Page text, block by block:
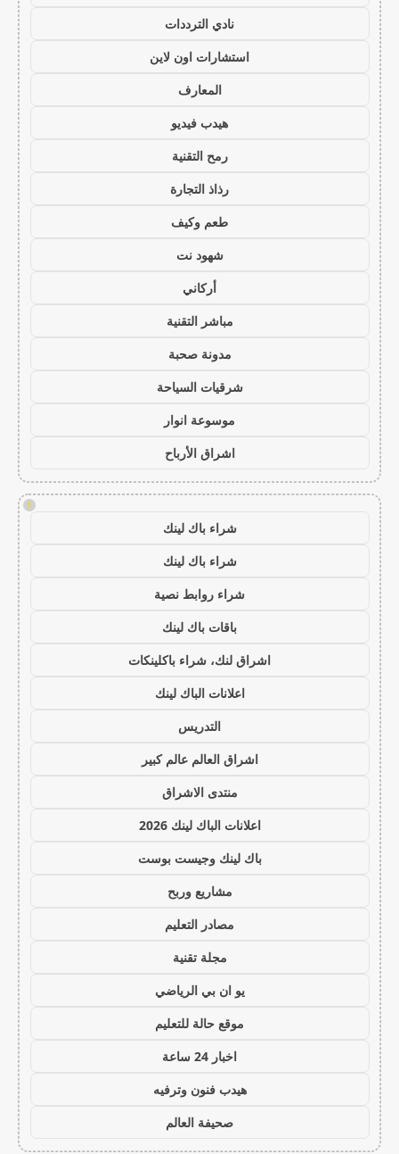
نادي الترددات
استشارات اون لاين
المعارف
هيدب فيديو
رمح التقنية
رذاذ التجارة
طعم وكيف
شهود نت
أركاني
مباشر التقنية
مدونة صحبة
شرقيات السياحة
موسوعة انوار
اشراق الأرباح
!
شراء باك لينك
شراء باك لينك
شراء روابط نصية
باقات باك لينك
اشراق لنك، شراء باكلينكات
اعلانات الباك لينك
التدريس
اشراق العالم عالم كبير
منتدى الاشراق
اعلانات الباك لينك 2026
باك لينك وجيست بوست
مشاريع وربح
مصادر التعليم
مجلة تقنية
يو ان بي الرياضي
موقع حالة للتعليم
اخبار 24 ساعة
هيدب فنون وترفيه
صحيفة العالم